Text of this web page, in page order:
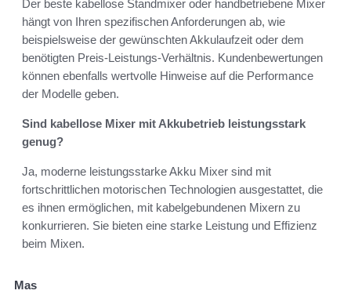
Der beste kabellose Standmixer oder handbetriebene Mixer
hängt von Ihren spezifischen Anforderungen ab, wie
beispielsweise der gewünschten Akkulaufzeit oder dem
benötigten Preis-Leistungs-Verhältnis. Kundenbewertungen
können ebenfalls wertvolle Hinweise auf die Performance
der Modelle geben.
Sind kabellose Mixer mit Akkubetrieb leistungsstark
genug?
Ja, moderne leistungsstarke Akku Mixer sind mit
fortschrittlichen motorischen Technologien ausgestattet, die
es ihnen ermöglichen, mit kabelgebundenen Mixern zu
konkurrieren. Sie bieten eine starke Leistung und Effizienz
beim Mixen.
Mas